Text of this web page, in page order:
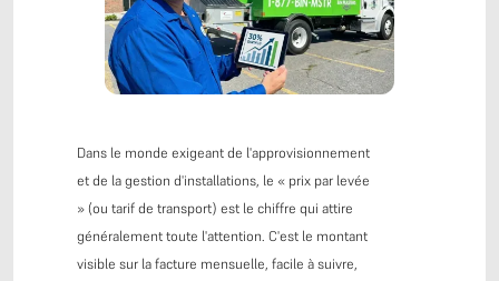
Dans le monde exigeant de l'approvisionnement
et de la gestion d'installations, le « prix par levée
» (ou tarif de transport) est le chiffre qui attire
généralement toute l'attention. C'est le montant
visible sur la facture mensuelle, facile à suivre,